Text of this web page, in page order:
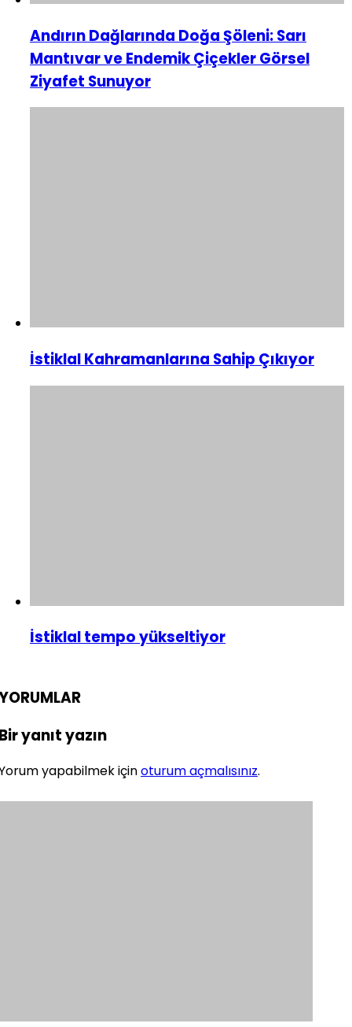
Andırın Dağlarında Doğa Şöleni: Sarı
Mantıvar ve Endemik Çiçekler Görsel
Ziyafet Sunuyor
İstiklal Kahramanlarına Sahip Çıkıyor
İstiklal tempo yükseltiyor
yanıt yazın
yapabilmek içinoturum açmalısınız.